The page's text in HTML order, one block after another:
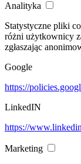
Analityka
Statystyczne pliki
różni użytkownicy
zgłaszając
Google
https://
LinkedIN
https://
Marketing